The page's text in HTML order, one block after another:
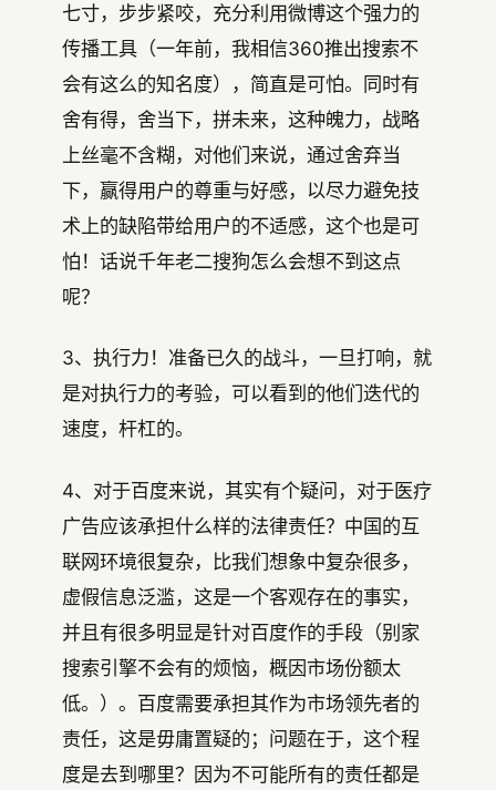
七寸，步步紧咬，充分利用微博这个强力的
传播工具（一年前，我相信360推出搜索不
会有这么的知名度），简直是可怕。同时有
舍有得，舍当下，拼未来，这种魄力，战略
上丝毫不含糊，对他们来说，通过舍弃当
下，赢得用户的尊重与好感，以尽力避免技
术上的缺陷带给用户的不适感，这个也是可
怕！话说千年老二搜狗怎么会想不到这点
呢？
3、执行力！准备已久的战斗，一旦打响，就
是对执行力的考验，可以看到的他们迭代的
速度，杆杠的。
4、对于百度来说，其实有个疑问，对于医疗
广告应该承担什么样的法律责任？中国的互
联网环境很复杂，比我们想象中复杂很多，
虚假信息泛滥，这是一个客观存在的事实，
并且有很多明显是针对百度作的手段（别家
搜索引擎不会有的烦恼，概因市场份额太
低。）。百度需要承担其作为市场领先者的
责任，这是毋庸置疑的；问题在于，这个程
度是去到哪里？因为不可能所有的责任都是